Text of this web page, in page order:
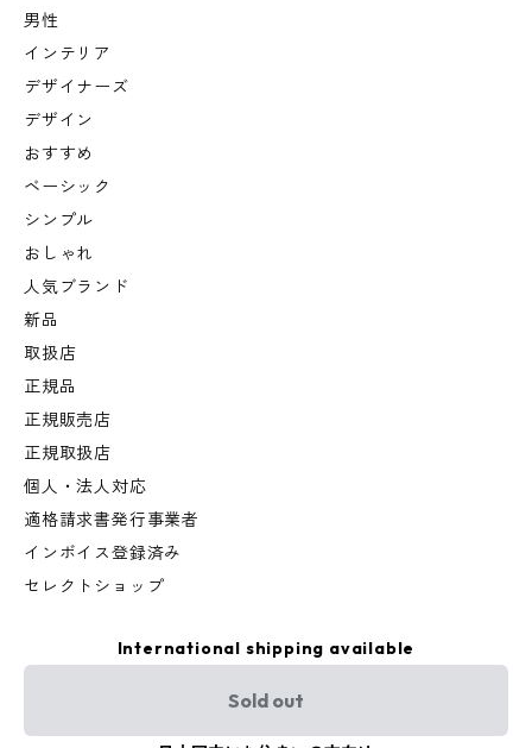
男性
インテリア
デザイナーズ
デザイン
おすすめ
ベーシック
シンプル
おしゃれ
人気ブランド
新品
取扱店
正規品
正規販売店
正規取扱店
個人・法人対応
適格請求書発行事業者
インボイス登録済み
セレクトショップ
International shipping available
Sold out